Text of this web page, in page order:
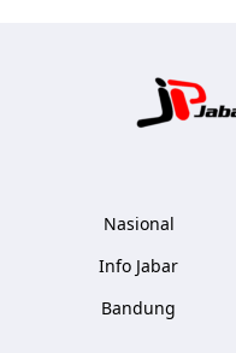
Nasional
Info Jabar
Bandung